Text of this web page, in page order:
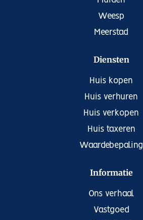
Weesp
Meerstad
Diensten
Huis kopen
Huis verhuren
Huis verkopen
Huis taxeren
Waardebepaling
Informatie
Ons verhaal
Vastgoed